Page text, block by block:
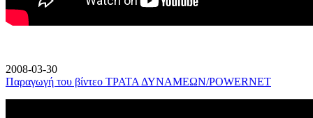
2008-03-30
Παραγωγή του βίντεο ΤΡΑΤΑ ΔΥΝΑΜΕΩΝ/POWERNET